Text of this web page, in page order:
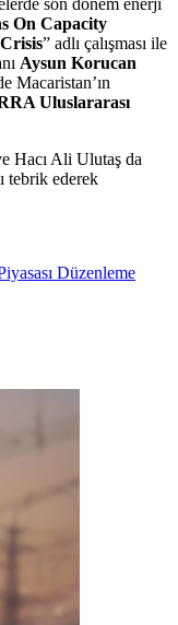
On Capacity
” adlı çalışması ile
Aysun Korucan
Macaristan’ın
Uluslararası
Hacı Ali Ulutaş da
tebrik ederek
Düzenleme